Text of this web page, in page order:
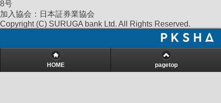
8号
加入協会：日本証券業協会
Copyright (C) SURUGA bank Ltd. All Rights Reserved.
HOME pagetop